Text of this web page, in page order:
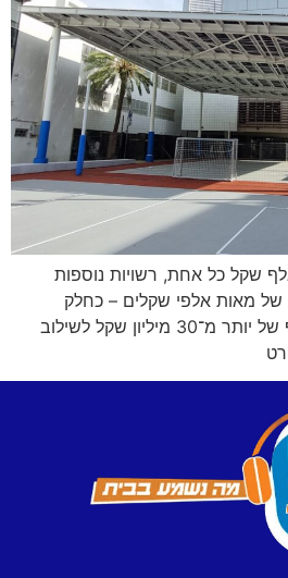
וחדרה יקבלו 375 אלף שקל כל אחת, רשויות נוספות
של מאות אלפי שקלים – כחלק
מתוכנית ממשלתית בהיקף של יותר מ־30 מיליון שקל לשילוב